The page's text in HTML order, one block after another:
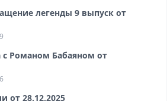
легенды 9 выпуск от
с Романом Бабаяном от
от 28.12.2025